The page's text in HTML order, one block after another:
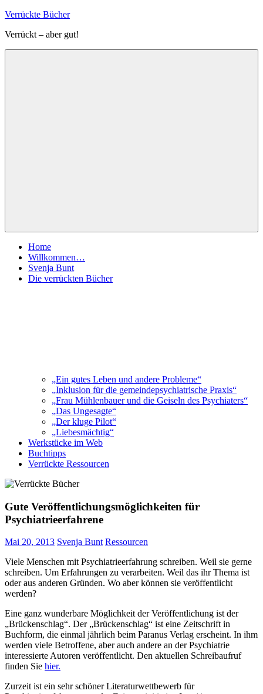
Zum
springen
Verrückte Bücher
Verrückt – aber gut!
Home
Willkommen…
Svenja Bunt
Die verrückten Bücher
„Ein gutes Leben und andere Probleme“
„Inklusion für die gemeindepsychiatrische Praxis“
„Frau Mühlenbauer und die Geiseln des Psychiaters“
„Das Ungesagte“
„Der kluge Pilot“
„Liebesmächtig“
Werkstücke im Web
Buchtipps
Verrückte Ressourcen
Gute Veröffentlichungsmöglichkeiten für
Psychiatrieerfahrene
Mai 20, 2013 Svenja Bunt Ressourcen
Viele Menschen mit Psychiatrieerfahrung schreiben. Weil sie gerne
schreiben. Um Erfahrungen zu verarbeiten. Weil das ihr Thema ist
oder aus anderen Gründen. Wo aber können sie veröffentlicht
werden?
Eine ganz wunderbare Möglichkeit der Veröffentlichung ist der
„Brückenschlag“. Der „Brückenschlag“ ist eine Zeitschrift in
Buchform, die einmal jährlich beim Paranus Verlag erscheint. In ihm
werden viele Betroffene, aber auch andere an der Psychiatrie
interessierte Autoren veröffentlicht. Den aktuellen Schreibaufruf
finden Sie hier.
Zurzeit ist ein sehr schöner Literaturwettbewerb für